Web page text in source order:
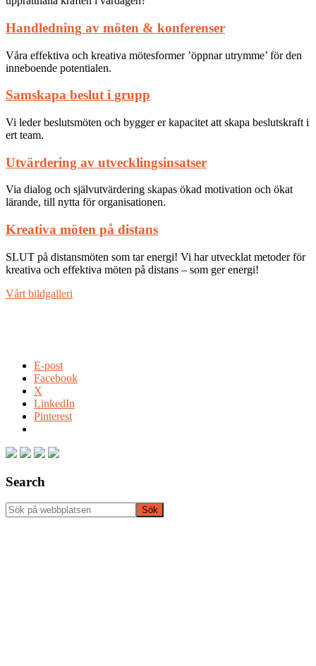
Handledning av möten & konferenser
Våra effektiva och kreativa mötesformer ’öppnar utrymme’ för den
inneboende potentialen.
Samskapa beslut i grupp
Vi leder beslutsmöten och bygger er kapacitet att skapa beslutskraft i
ert team.
Utvärdering av utvecklingsinsatser
Via dialog och självutvärdering skapas ökad motivation och ökat
lärande, till nytta för organisationen.
Kreativa möten på distans
SLUT på distansmöten som tar energi! Vi har utvecklat metoder för
kreativa och effektiva möten på distans – som ger energi!
Vårt bildgalleri
E-post
Facebook
X
LinkedIn
Pinterest
Primärt
sidofält
Search
Sök
på